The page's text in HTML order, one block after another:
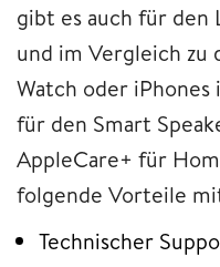
gibt es auch für den
und im Vergleich zu
Watch oder iPhones
für den Smart
AppleCare+ für
folgende Vorteile
Technischer